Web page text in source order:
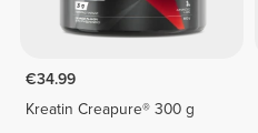
€34.99
Kreatin Creapure® 300 g